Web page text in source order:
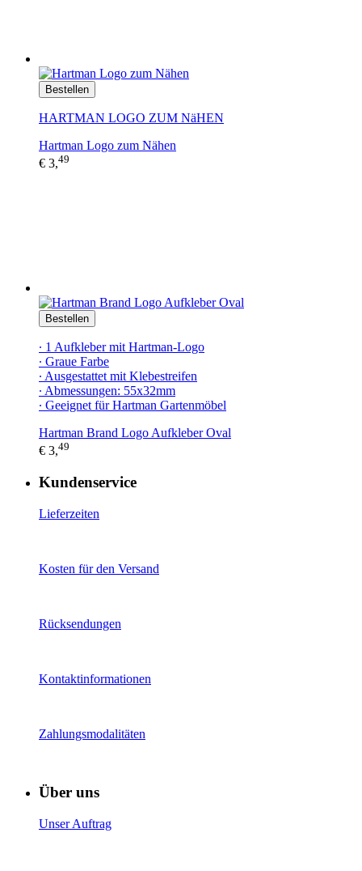
Bestellen
HARTMAN LOGO ZUM NäHEN
Hartman Logo zum Nähen
€ 3,49
Bestellen
∙ 1 Aufkleber mit Hartman-Logo
∙ Graue Farbe
∙ Ausgestattet mit Klebestreifen
∙ Abmessungen: 55x32mm
∙ Geeignet für Hartman Gartenmöbel
Hartman Brand Logo Aufkleber Oval
€ 3,49
Kundenservice
Lieferzeiten
Kosten für den Versand
Rücksendungen
Kontaktinformationen
Zahlungsmodalitäten
Über uns
Unser Auftrag